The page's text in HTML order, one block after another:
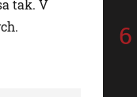
tak. V